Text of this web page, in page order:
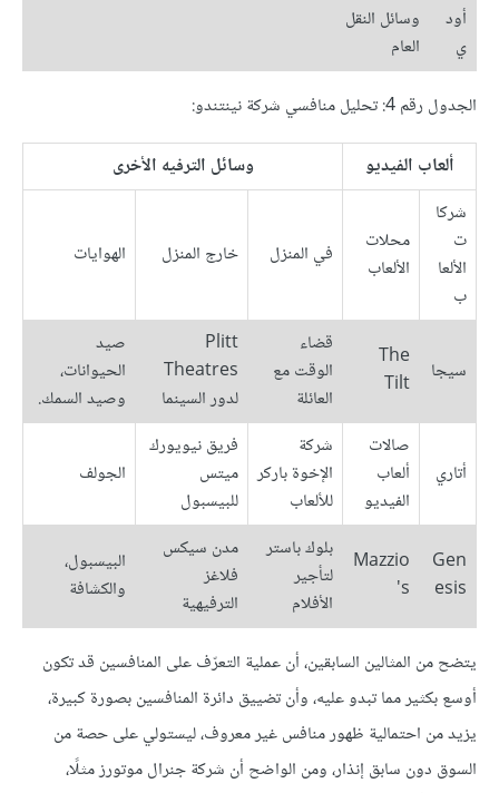
أود
ي
وسائل النقل
العام
الجدول رقم 4: تحليل منافسي شركة نينتندو:
ألعاب الفيديو
وسائل الترفيه الأخرى
شركا
ت
الألعا
ب
محلات
الألعاب
في المنزل خارج المنزل الهوايات
سيجا
The
Tilt
قضاء
الوقت مع
العائلة
Plitt
Theatres
لدور السينما
صيد
الحيوانات،
وصيد السمك.
أتاري
صالات
ألعاب
الفيديو
شركة
الإخوة باركر
للألعاب
فريق نيويورك
ميتس
للبيسبول
الجولف
Gen
esis
Mazzio
's
بلوك باستر
لتأجير
الأفلام
مدن سيكس
فلاغز
الترفيهية
البيسبول،
والكشافة
يتضح من المثالين السابقين، أن عملية التعرّف على المنافسين قد تكون
أوسع بكثير مما تبدو عليه، وأن تضييق دائرة المنافسين بصورة كبيرة،
يزيد من احتمالية ظهور منافس غير معروف، ليستولي على حصة من
السوق دون سابق إنذار، ومن الواضح أن شركة جنرال موتورز مثلًا،